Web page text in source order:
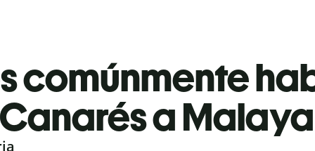
comúnmente
Canarés a